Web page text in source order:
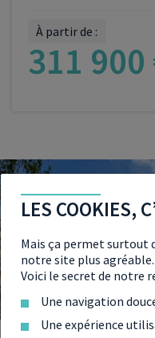
À partir de :
311 900
LES COOKIES,
Mais ça permet surtout
notre site plus agréable.
Voici le secret de notre
Une navigation
Une expérience